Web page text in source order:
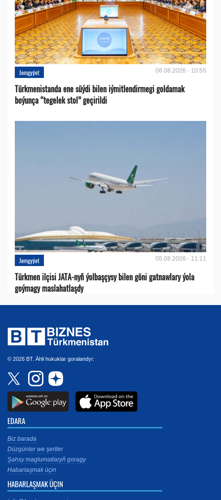
Jemgyýet 06.08.2026 - 10:55
Türkmenistanda ene süýdi bilen iýmitlendirmegi goldamak
boýunça “tegelek stol” geçirildi
Jemgyýet 05.08.2026 - 11:11
Türkmen ilçisi JATA-nyň ýolbaşçysy bilen göni gatnawlary ýola
goýmagy maslahatlaşdy
© 2026 BT. Ähli hukuklar goralandyr.
EDARA
Biz barada
Düzgünler we şertler
Şahsy maglumatlaryň goragy
Habarlaşmak üçin
HABARLAŞMAK ÜÇIN